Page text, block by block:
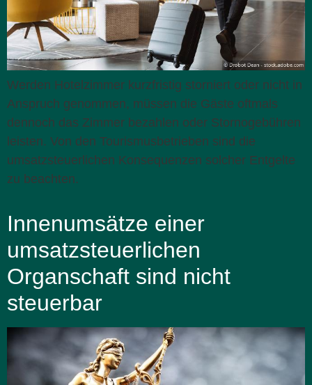
Werden Hotelzimmer kurzfristig storniert oder nicht in
Anspruch genommen, müssen die Gäste oftmals
dennoch das Zimmer bezahlen oder Stornogebühren
leisten. Von den Tourismusbetrieben sind die
umsatzsteuerlichen Konsequenzen solcher Entgelte
zu beachten.
Innenumsätze einer
umsatzsteuerlichen
Organschaft sind nicht
steuerbar